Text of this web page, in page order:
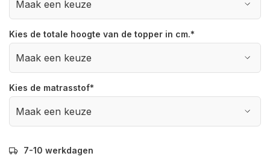
Kies de totale hoogte van de topper in cm.*
Kies de matrasstof*
7-10 werkdagen